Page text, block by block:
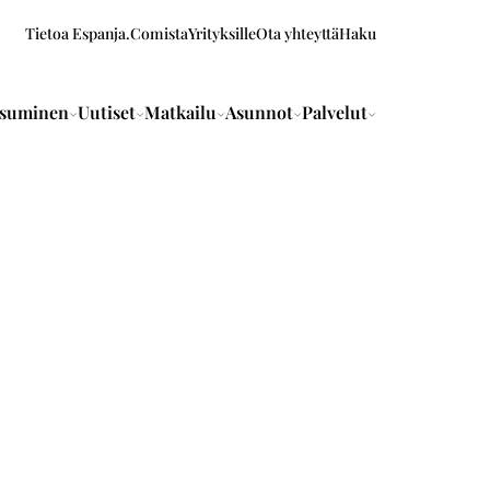
Tietoa Espanja.ComistaYrityksilleOta yhteyttäHaku
Uutiset Matkailu Asunnot Palvelut